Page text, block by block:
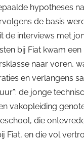
hypotheses
de basis
de interviews met
bij Fiat kwam
naar voren,
en verlangens
de jonge
vakopleiding
die
Fiat, en die vol